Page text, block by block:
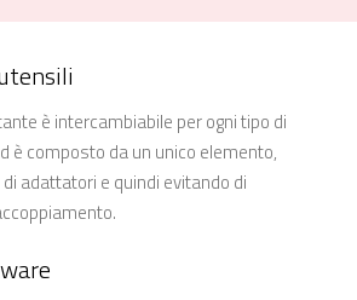
è intercambiabile per ogni tipo di
è composto da un unico elemento,
adattatori e quindi evitando di